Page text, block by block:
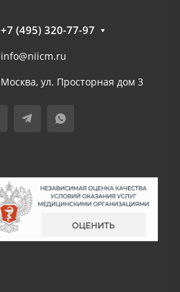
+7 (495) 320-77-97
info@niicm.ru
Москва, ул. Просторная дом 3